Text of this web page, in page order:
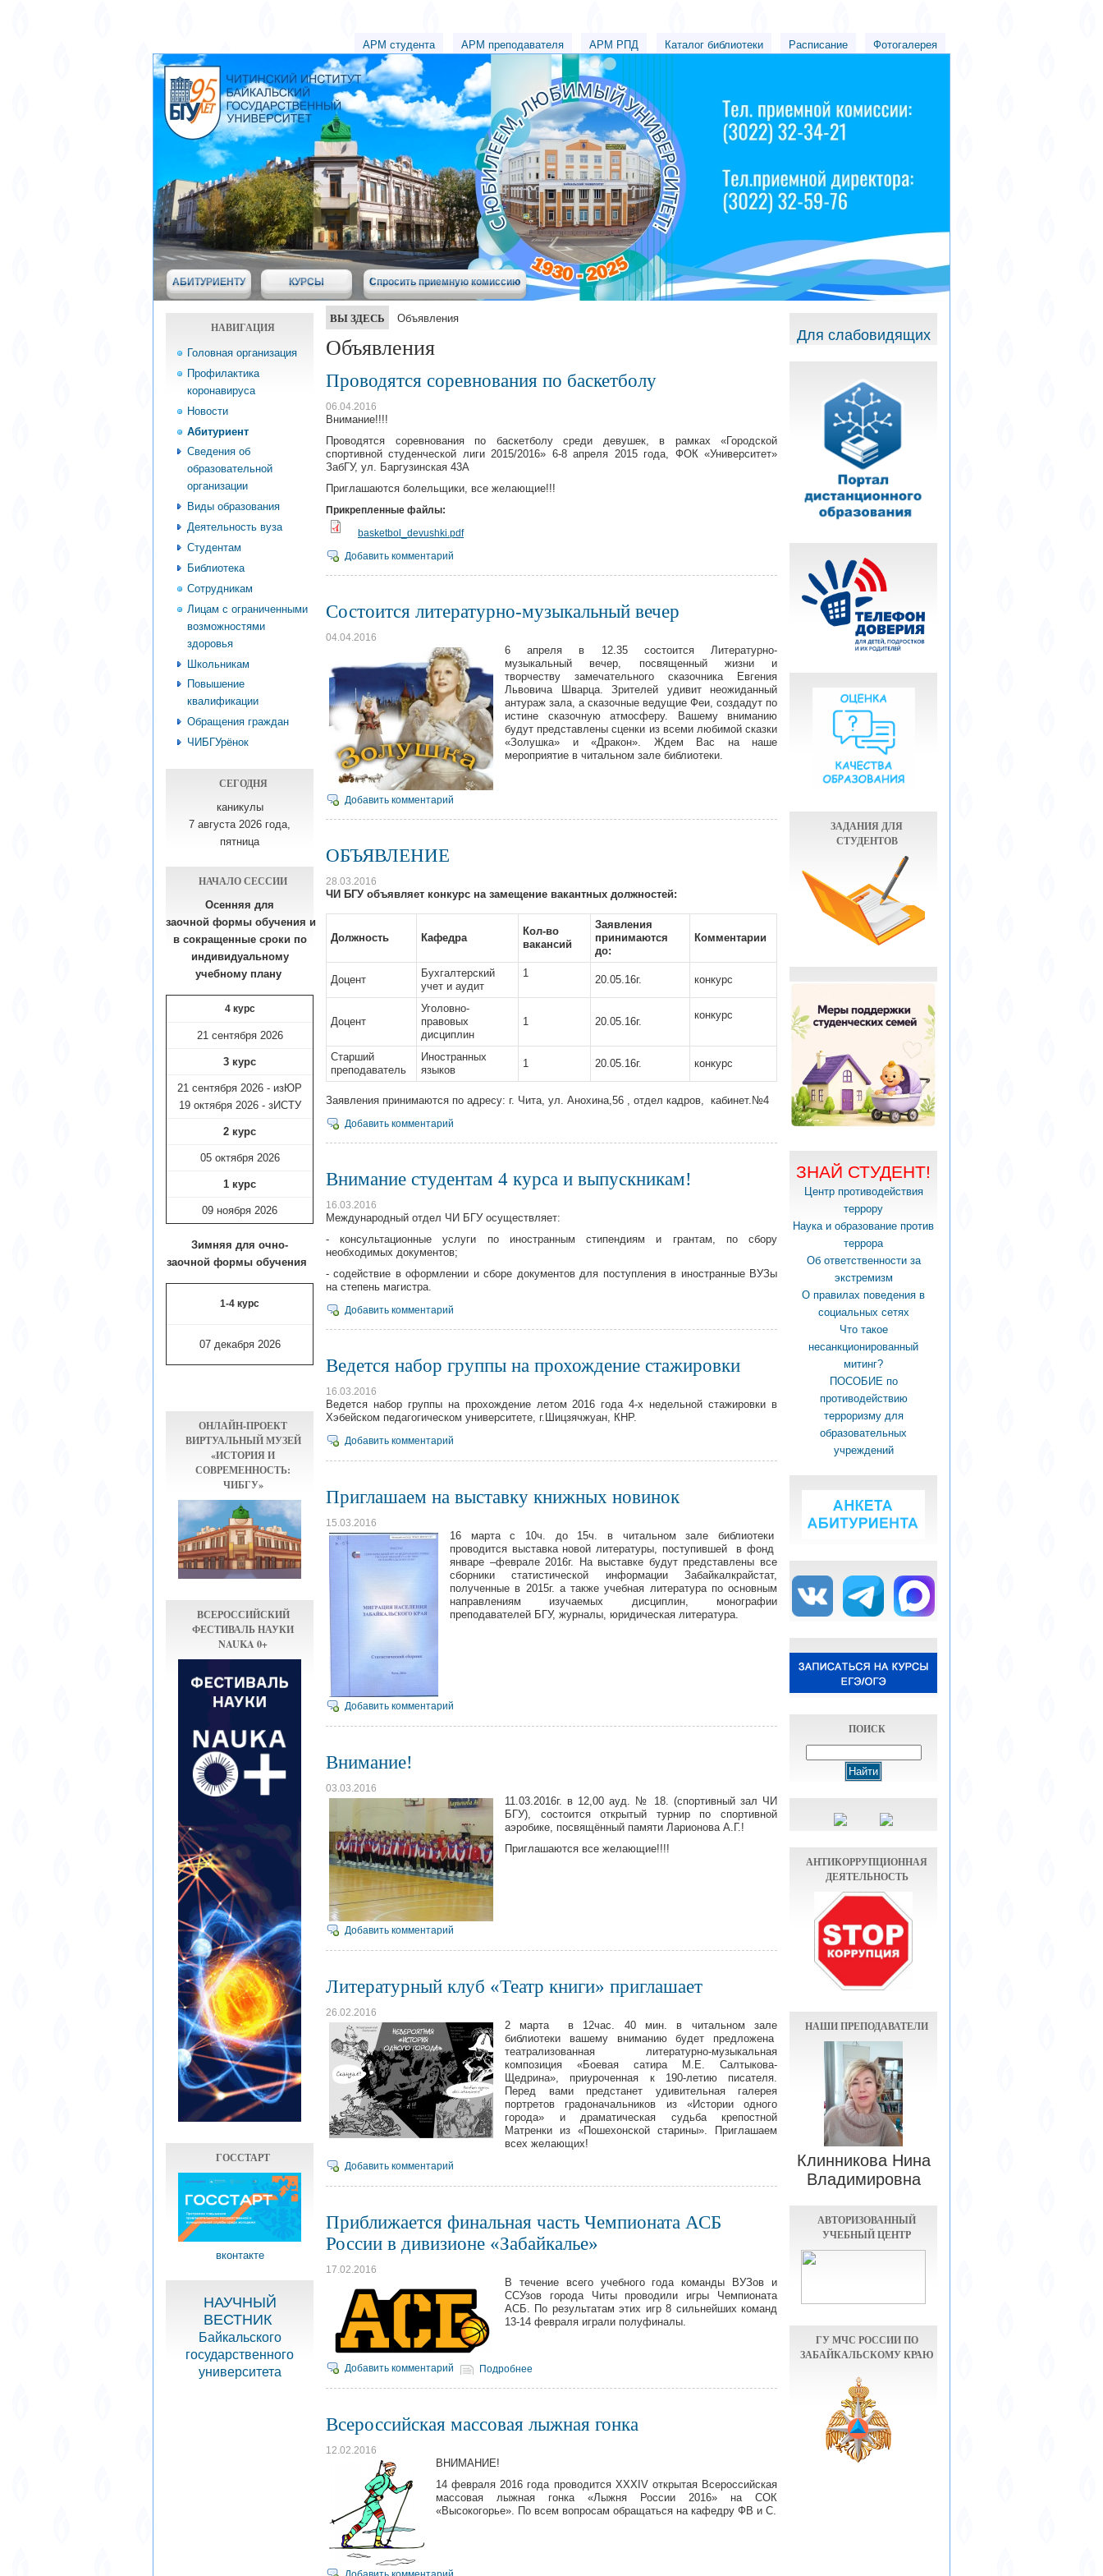
АРМ студента АРМ преподавателя АРМ РПД Каталог библиотеки Расписание Фотогалерея
АБИТУРИЕНТУ КУРСЫ Спросить приемную комиссию
НАВИГАЦИЯ
Головная организация
Профилактика
коронавируса
Новости
Абитуриент
Сведения об
образовательной
организации
Виды образования
Деятельность вуза
Студентам
Библиотека
Сотрудникам
Лицам с ограниченными
возможностями
здоровья
Школьникам
Повышение
квалификации
Обращения граждан
ЧИБГУрёнок
СЕГОДНЯ
каникулы
7 августа 2026 года,
пятница
НАЧАЛО СЕССИИ
Осенняя для
заочной формы обучения и
в сокращенные сроки по
индивидуальному
учебному плану​
4 курс
21 сентября 2026
3 курс
21 сентября 2026 - изЮР
19 октября 2026 - зИСТУ
2 курс
05 октября 2026
1 курс
09 ноября 2026
Зимняя для очно-
заочной формы обучения
1-4 курс
07 декабря 2026
ОНЛАЙН-ПРОЕКТ
ВИРТУАЛЬНЫЙ МУЗЕЙ
«ИСТОРИЯ И
СОВРЕМЕННОСТЬ:
ЧИБГУ»
ВСЕРОССИЙСКИЙ
ФЕСТИВАЛЬ НАУКИ
NAUKA 0+
ГОССТАРТ
вконтакте
НАУЧНЫЙ
ВЕСТНИК
Байкальского
государственного
университета
ВЫ ЗДЕСЬ Объявления
Объявления
Проводятся соревнования по баскетболу
06.04.2016
Внимание!!!!
Проводятся соревнования по баскетболу среди девушек, в рамках «Городской
спортивной студенческой лиги 2015/2016» 6-8 апреля 2015 года, ФОК «Университет»
ЗабГУ, ул. Баргузинская 43А
Приглашаются болельщики, все желающие!!!
Прикрепленные файлы:
basketbol_devushki.pdf
Добавить комментарий
Состоится литературно-музыкальный вечер
04.04.2016
6 апреля в 12.35 состоится Литературно-
музыкальный вечер, посвященный жизни и
творчеству замечательного сказочника Евгения
Львовича Шварца. Зрителей удивит неожиданный
антураж зала, а сказочные ведущие Феи, создадут по
истине сказочную атмосферу. Вашему вниманию
будут представлены сценки из всеми любимой сказки
«Золушка» и «Дракон». Ждем Вас на наше
мероприятие в читальном зале библиотеки.
Добавить комментарий
ОБЪЯВЛЕНИЕ
28.03.2016
ЧИ БГУ объявляет конкурс на замещение вакантных должностей:
Должность Кафедра
Кол-во
вакансий
Заявления
принимаются
до:
Комментарии
Доцент
Бухгалтерский
учет и аудит
1
20.05.16г. конкурс
Доцент
Уголовно-
правовых
дисциплин
1 20.05.16г.
конкурс
Старший
преподаватель
Иностранных
языков
1 20.05.16г. конкурс
Заявления принимаются по адресу: г. Чита, ул. Анохина,56 , отдел кадров, кабинет.№4
Добавить комментарий
Внимание студентам 4 курса и выпускникам!
16.03.2016
Международный отдел ЧИ БГУ осуществляет:
- консультационные услуги по иностранным стипендиям и грантам, по сбору
необходимых документов;
- содействие в оформлении и сборе документов для поступления в иностранные ВУЗы
на степень магистра.
Добавить комментарий
Ведется набор группы на прохождение стажировки
16.03.2016
Ведется набор группы на прохождение летом 2016 года 4-х недельной стажировки в
Хэбейском педагогическом университете, г.Шицзячжуан, КНР.
Добавить комментарий
Приглашаем на выставку книжных новинок
15.03.2016
16 марта с 10ч. до 15ч. в читальном зале библиотеки
проводится выставка новой литературы, поступившей в фонд
январе –феврале 2016г. На выставке будут представлены все
сборники статистической информации Забайкалкрайстат,
полученные в 2015г. а также учебная литература по основным
направлениям изучаемых дисциплин, монографии
преподавателей БГУ, журналы, юридическая литература.
Добавить комментарий
Внимание!
03.03.2016
11.03.2016г. в 12,00 ауд. № 18. (спортивный зал ЧИ
БГУ), состоится открытый турнир по спортивной
аэробике, посвящённый памяти Ларионова А.Г.!
Приглашаются все желающие!!!!
Добавить комментарий
Литературный клуб «Театр книги» приглашает
26.02.2016
2 марта в 12час. 40 мин. в читальном зале
библиотеки вашему вниманию будет предложена
театрализованная литературно-музыкальная
композиция «Боевая сатира М.Е. Салтыкова-
Щедрина», приуроченная к 190-летию писателя.
Перед вами предстанет удивительная галерея
портретов градоначальников из «Истории одного
города» и драматическая судьба крепостной
Матренки из «Пошехонской старины». Приглашаем
всех желающих!
Добавить комментарий
Приближается финальная часть Чемпионата АСБ
России в дивизионе «Забайкалье»
17.02.2016
В течение всего учебного года команды ВУЗов и
ССУзов города Читы проводили игры Чемпионата
АСБ. По результатам этих игр 8 сильнейших команд
13-14 февраля играли полуфиналы.
Добавить комментарий Подробнее
Всероссийская массовая лыжная гонка
12.02.2016
ВНИМАНИЕ!
14 февраля 2016 года проводится XXXIV открытая Всероссийская
массовая лыжная гонка «Лыжня России 2016» на СОК
«Высокогорье». По всем вопросам обращаться на кафедру ФВ и С.
Для слабовидящих
ЗАДАНИЯ ДЛЯ
СТУДЕНТОВ
ЗНАЙ СТУДЕНТ!
Центр противодействия
террору
Наука и образование против
террора
Об ответственности за
экстремизм
О правилах поведения в
социальных сетях
Что такое
несанкционированный
митинг?
ПОСОБИЕ по
противодействию
терроризму для
образовательных
учреждений
ПОИСК
АНТИКОРРУПЦИОННАЯ
ДЕЯТЕЛЬНОСТЬ
НАШИ ПРЕПОДАВАТЕЛИ
Клинникова Нина
Владимировна
АВТОРИЗОВАННЫЙ
УЧЕБНЫЙ ЦЕНТР
ГУ МЧС РОССИИ ПО
ЗАБАЙКАЛЬСКОМУ КРАЮ